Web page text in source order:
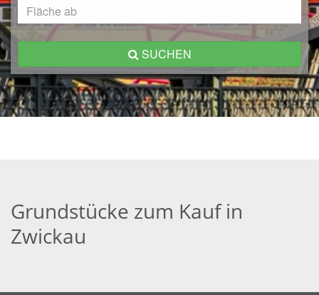
SUCHEN
Grundstücke zum Kauf in
Zwickau